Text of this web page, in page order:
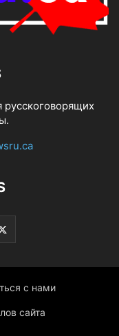
русскоговорящих
с нами
сайта